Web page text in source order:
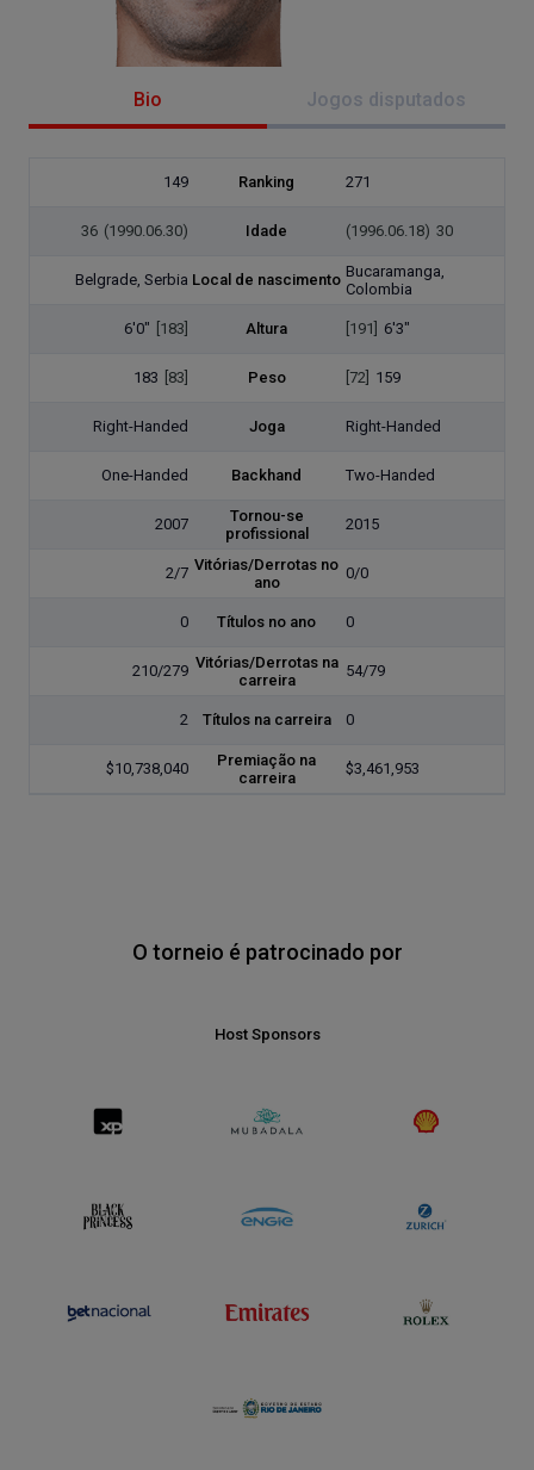
Bio Jogos disputados
149 Ranking 271
36 (1990.06.30) Idade (1996.06.18) 30
Belgrade, Serbia Local de nascimento Bucaramanga,
Colombia
6'0" [183] Altura [191] 6'3"
183 [83] Peso [72] 159
Right-Handed Joga Right-Handed
One-Handed Backhand Two-Handed
2007
Tornou-se
profissional
2015
2/7 Vitórias/Derrotas no
ano
0/0
0 Títulos no ano 0
210/279 Vitórias/Derrotas na
carreira
54/79
2 Títulos na carreira 0
$10,738,040
Premiação na
carreira
$3,461,953
O torneio é patrocinado por
Host Sponsors